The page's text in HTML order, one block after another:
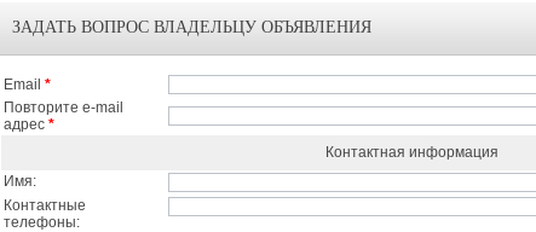
ЗАДАТЬ ВОПРОС ВЛАДЕЛЬЦУ ОБЪЯВЛЕНИЯ
Email *
Повторите e-mail
адрес *
Контактная информация
Имя:
Контактные
телефоны: